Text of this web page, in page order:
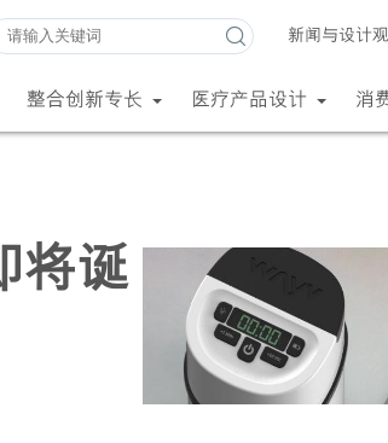
新闻与设计
整合创新专长 医疗产品设计 消
将诞